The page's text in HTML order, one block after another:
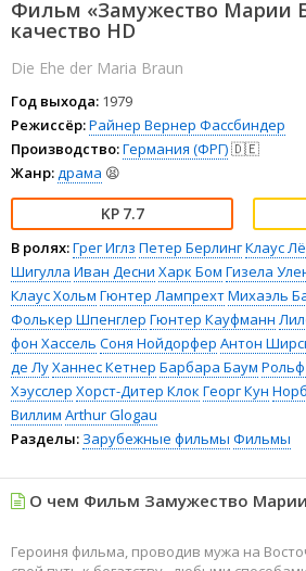
Фильм «Замужество Марии
качество HD
Die Ehe der Maria Braun
Год выхода: 1979
Режиссёр:Райнер Вернер Фассбиндер
Производство:Германия (ФРГ)🇩🇪
Жанр:драма 😫
7.7
В ролях:Грег Иглз Петер БерлингКлаус
Шигулла Иван Десни Харк Бом Гизела
Клаус Хольм Гюнтер ЛампрехтМихаэль
Фолькер Шпенглер Гюнтер Кауфманн
фон Хассель Соня Нойдорфер Антон
де ЛуХаннес Кетнер Барбара Баум
Хэусслер Хорст-Дитер Клок Георг Кун
Виллим Arthur Glogau
Разделы: Зарубежные фильмы Фильмы
О чем Фильм Замужество Марии
Героиня фильма, проводив мужа на